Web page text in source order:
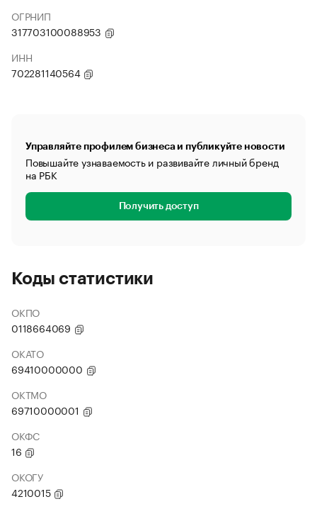
ОГРНИП
317703100088953
ИНН
702281140564
Управляйте профилем бизнеса и публикуйте новости
Повышайте узнаваемость и развивайте личный бренд
на РБК
Получить доступ
Коды статистики
ОКПО
0118664069
ОКАТО
69410000000
ОКТМО
69710000001
ОКФС
16
ОКОГУ
4210015